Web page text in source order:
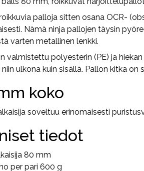
palloja sitten osana OCR-
Nämä ninja pallojen täysin
varten metallinen lenkki.
valmistettu polyesterin (PE) ja
ulkona kuin sisällä. Pallon kitka
koko
soveltuu erinomaisesti
tiedot
80 mm
per pari 600 g